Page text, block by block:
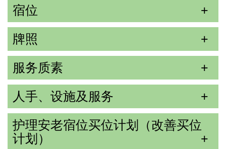
宿位
牌照
服务质素
人手、设施及服务
护理安老宿位买位计划（改善买位
计划）